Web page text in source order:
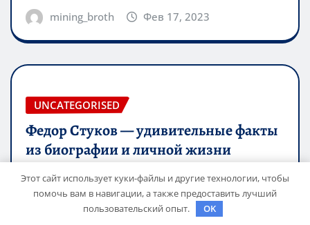
mining_broth Фев 17, 2023
UNCATEGORISED
Федор Стуков — удивительные факты
из биографии и личной жизни
mining_broth Фев 17, 2023
Этот сайт использует куки-файлы и другие технологии, чтобы
помочь вам в навигации, а также предоставить лучший
пользовательский опыт.
OK